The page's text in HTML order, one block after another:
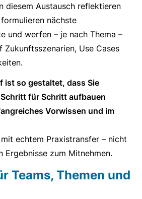
diesem Austausch reflektieren
nächste
und werfen – je nach Thema –
Zukunftsszenarien, Use Cases
ist so gestaltet, dass Sie
für Schritt aufbauen
Vorwissen und im
echtem Praxistransfer – nicht
Ergebnisse zum Mitnehmen.
Teams, Themen und